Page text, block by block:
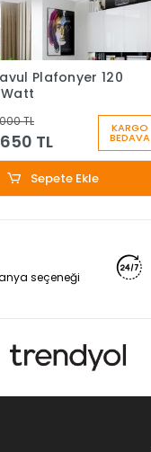
Plafonyer 120
TL
TL
KARGO
BEDAVA
Sepete Ekle
seçeneği